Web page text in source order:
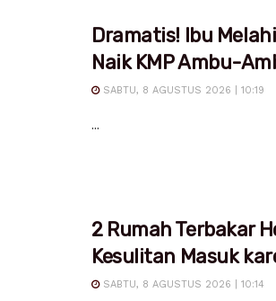
Dramatis! Ibu
Naik KMP Ambu-
SABTU, 8 AGUSTUS 2026 | 10:19
...
2 Rumah Terbakar
Kesulitan Masuk
SABTU, 8 AGUSTUS 2026 | 10:14